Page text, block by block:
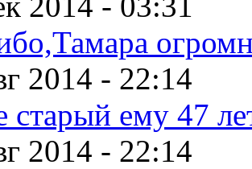
2014 - 22:14
старый ему 47
2014 - 22:14